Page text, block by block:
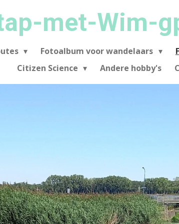
met-Wim-
Fotoalbum voor wandelaars
Citizen Science
Andere hobby's